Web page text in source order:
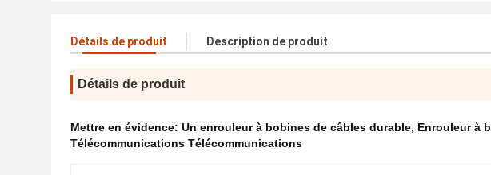
Détails de produit Description de produit
Détails de produit
Mettre en évidence: Un enrouleur à bobines de câbles durable, Enrouleur à
Télécommunications Télécommunications